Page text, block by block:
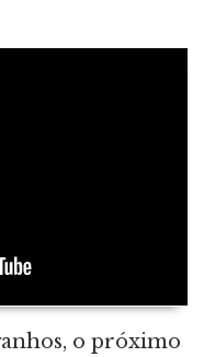
o próximo